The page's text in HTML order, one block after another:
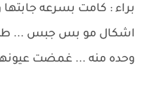
براء : كامت بسرعه
اشكال مو بس جبس ...
وحده منه ... غمضت